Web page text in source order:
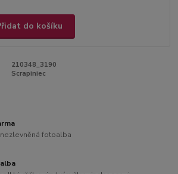
do košíku
210348_3190
Scrapiniec
fotoalba